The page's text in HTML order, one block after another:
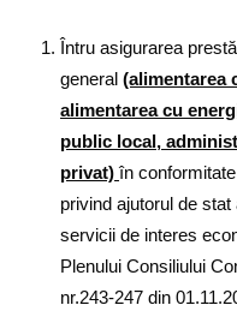
Întru asigurarea
general (alimentarea
alimentarea cu
public local,
privat)în
privind ajutorul de
servicii de interes
Plenului Consiliului
nr.243-247 din